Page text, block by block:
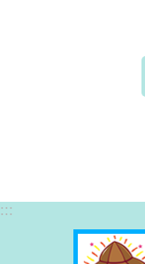
:::